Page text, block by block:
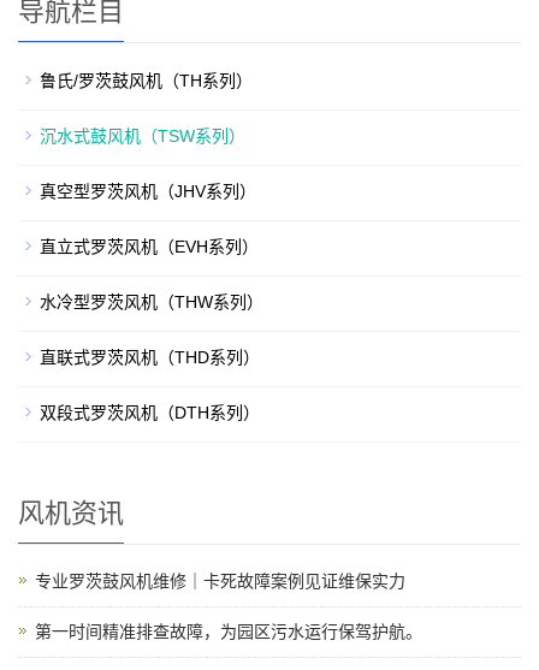
导航栏目
鲁氏/罗茨鼓风机（TH系列）
沉水式鼓风机（TSW系列）
真空型罗茨风机（JHV系列）
直立式罗茨风机（EVH系列）
水冷型罗茨风机（THW系列）
直联式罗茨风机（THD系列）
双段式罗茨风机（DTH系列）
风机资讯
专业罗茨鼓风机维修｜卡死故障案例见证维保实力
第一时间精准排查故障，为园区污水运行保驾护航。